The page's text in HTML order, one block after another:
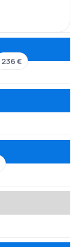
236 €